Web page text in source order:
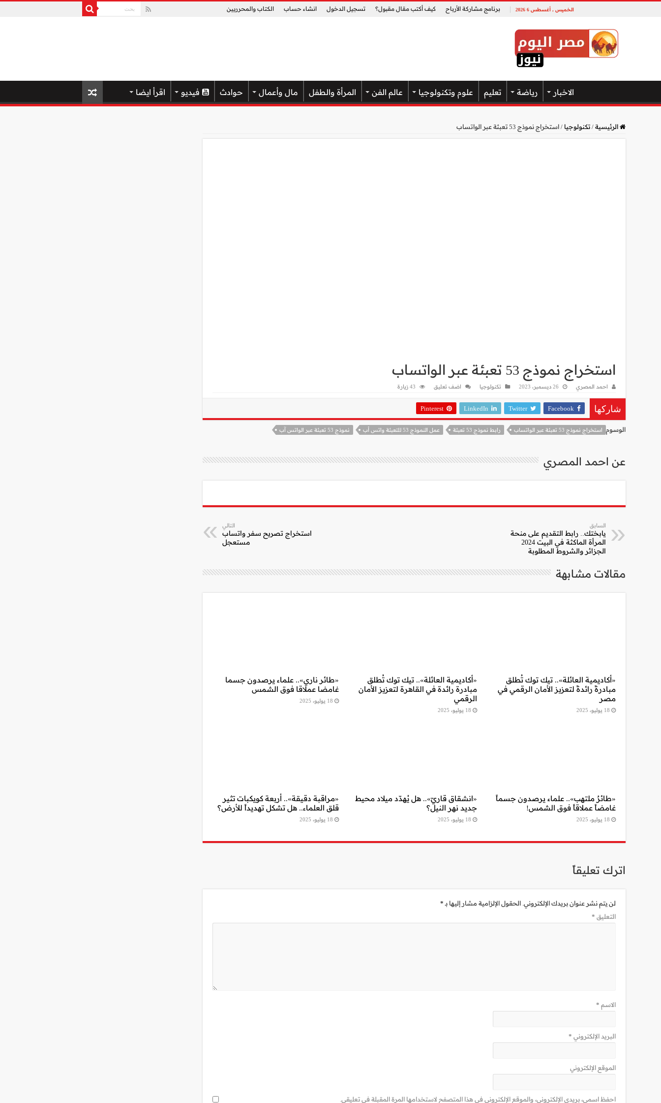
الخميس , أغسطس 6 2026 برنامج مشاركة الأرباح كيف أكتب مقال مقبول؟ تسجيل الدخول انشاء حساب الكتاب والمحرريين
الاخبار رياضة تعليم علوم وتكنولوجيا عالم الفن المرأة والطفل مال وأعمال حوادث فيديو اقرأ ايضا
الرئيسية/تكنولوجيا /استخراج نموذج 53 تعبئة عبر الواتساب
استخراج نموذج 53 تعبئة عبر الواتساب
احمد المصري 26 ديسمبر، 2023 تكنولوجيا اضف تعليق 43 زيارة
شاركها Facebook
Twitter
LinkedIn
Pinterest
الوسوم استخراج نموذج 53 تعبئة عبر الواتساب رابط نموذج 53 تعبئة عمل النموذج 53 للتعبئة واتس أب نموذج 53 تعبئة عبر الواتس آب
عن احمد المصري
السابق
يابختك.. رابط التقديم على منحة
المرأة الماكثة في البيت 2024
الجزائر والشروط المطلوبة
التالي
استخراج تصريح سفر واتساب
مستعجل
مقالات مشابهة
«أكاديمية العائلة».. تيك توك تُطلق
مبادرةً رائدةً لتعزيز الأمان الرقمي في
مصر
18 يوليو، 2025
«أكاديمية العائلة».. تيك توك تُطلق
مبادرة رائدة في القاهرة لتعزيز الأمان
الرقمي
18 يوليو، 2025
«طائر ناري».. علماء يرصدون جسما
غامضا عملاقا فوق الشمس
18 يوليو، 2025
«طائرٌ ملتهب».. علماء يرصدون جسماً
غامضاً عملاقاً فوق الشمس!
18 يوليو، 2025
«انشقاق قاريّ».. هل يُهدّد ميلاد محيط
جديد نهر النيل؟
18 يوليو، 2025
«مراقبة دقيقة».. أربعة كويكبات تثير
قلق العلماء.. هل تشكل تهديداً للأرض؟
18 يوليو، 2025
اترك تعليقاً
لن يتم نشر عنوان بريدك الإلكتروني. الحقول الإلزامية مشار إليها بـ*
التعليق *
الاسم *
البريد الإلكتروني *
الموقع الإلكتروني
احفظ اسمي، بريدي الإلكتروني، والموقع الإلكتروني في هذا المتصفح لاستخدامها المرة المقبلة في تعليقي.